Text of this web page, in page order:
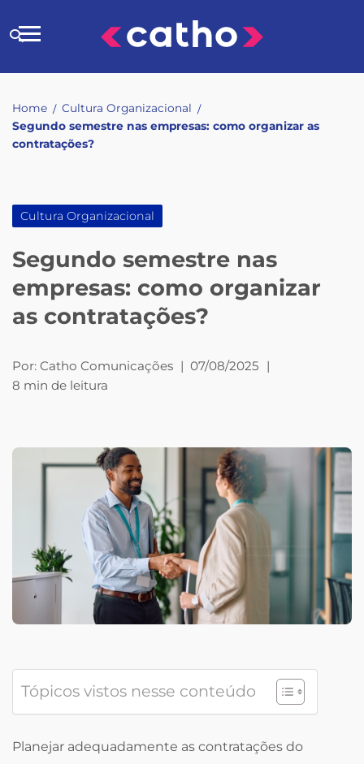
to
Buscar
Home / Cultura Organizacional /
Segundo semestre nas empresas: como organizar as
contratações?
Cultura Organizacional
Segundo semestre nas
empresas: como organizar
as contratações?
Por: Catho Comunicações | 07/08/2025 |
8 min de leitura
Tópicos vistos nesse conteúdo
Planejar adequadamente as contratações do